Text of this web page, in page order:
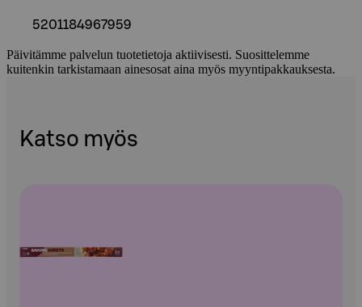
5201184967959
Päivitämme palvelun tuotetietoja aktiivisesti. Suosittelemme
kuitenkin tarkistamaan ainesosat aina myös myyntipakkauksesta.
Katso myös